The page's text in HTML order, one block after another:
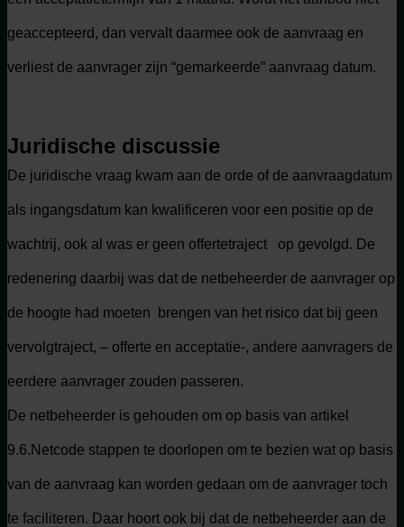
geaccepteerd, dan vervalt daarmee ook de aanvraag en
verliest de aanvrager zijn “gemarkeerde” aanvraag datum.
Juridische discussie
De juridische vraag kwam aan de orde of de aanvraagdatum
als ingangsdatum kan kwalificeren voor een positie op de
wachtrij, ook al was er geen offertetraject op gevolgd. De
redenering daarbij was dat de netbeheerder de aanvrager op
de hoogte had moeten brengen van het risico dat bij geen
vervolgtraject, – offerte en acceptatie-, andere aanvragers de
eerdere aanvrager zouden passeren.
De netbeheerder is gehouden om op basis van artikel
9.6.Netcode stappen te doorlopen om te bezien wat op basis
van de aanvraag kan worden gedaan om de aanvrager toch
te faciliteren. Daar hoort ook bij dat de netbeheerder aan de